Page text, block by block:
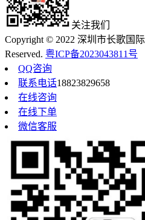
关注我们
Copyright © 2022 深圳市长歌国
Reserved. 粤ICP备2023043811号
QQ咨询
联系电话18823829658
在线咨询
在线下单
微信客服